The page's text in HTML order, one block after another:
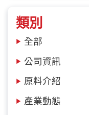
類別
全部
公司資訊
原料介紹
產業動態